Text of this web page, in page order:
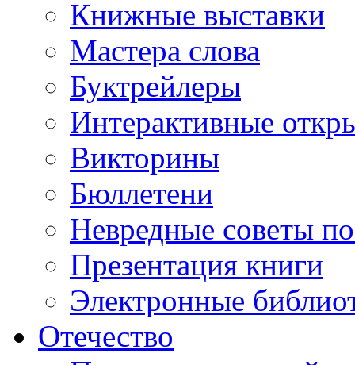
Книжные выставки
Мастера слова
Буктрейлеры
Интерактивные
Викторины
Бюллетени
Невредные советы
Презентация книги
Электронные
Отечество